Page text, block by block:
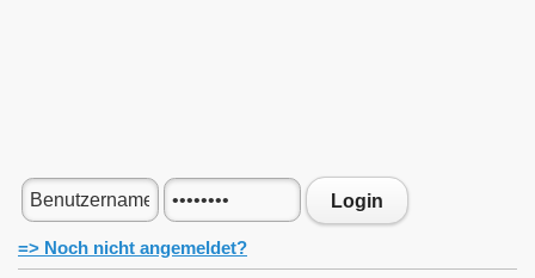
Login
=> Noch nicht angemeldet?